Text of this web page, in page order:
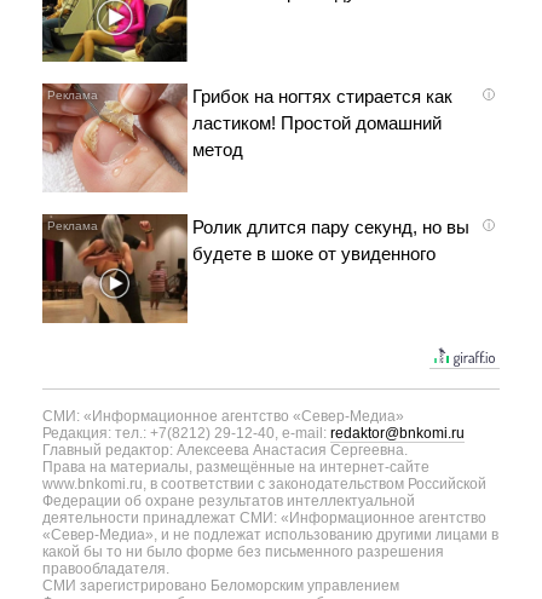
i
Грибок на ногтях стирается как
ластиком! Простой домашний
метод
i
Ролик длится пару секунд, но вы
будете в шоке от увиденного
СМИ: «Информационное агентство «Север-Медиа»
Редакция: тел.: +7(8212) 29-12-40, e-mail: redaktor@bnkomi.ru
Главный редактор: Алексеева Анастасия Сергеевна.
Права на материалы, размещённые на интернет-сайте
www.bnkomi.ru, в соответствии с законодательством Российской
Федерации об охране результатов интеллектуальной
деятельности принадлежат СМИ: «Информационное агентство
«Север-Медиа», и не подлежат использованию другими лицами в
какой бы то ни было форме без письменного разрешения
правообладателя.
СМИ зарегистрировано Беломорским управлением